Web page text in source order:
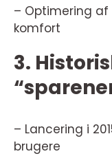
– Optimering
komfort
3.
– Lancering i
brugere